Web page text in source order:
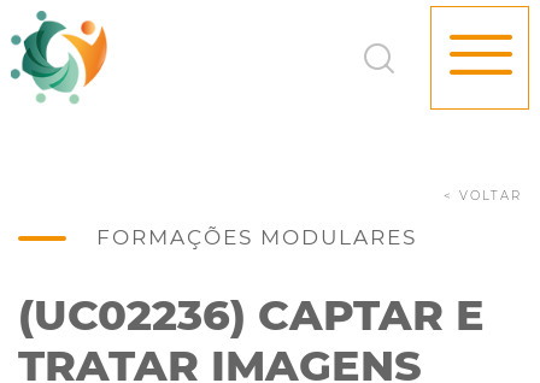
FORMAÇÕES MODULARES
< VOLTAR
(UC02236) CAPTAR E
TRATAR IMAGENS